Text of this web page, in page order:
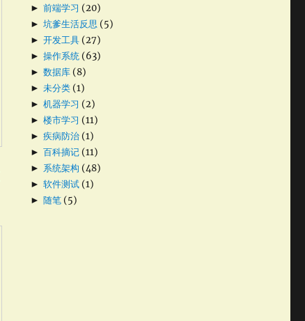
► 前端学习 (20)
► 坑爹生活反思 (5)
► 开发工具(27)
► 操作系统(63)
► 数据库(8)
► 未分类(1)
► 机器学习 (2)
► 楼市学习 (11)
► 疾病防治(1)
► 百科摘记(11)
► 系统架构 (48)
► 软件测试(1)
► 随笔(5)